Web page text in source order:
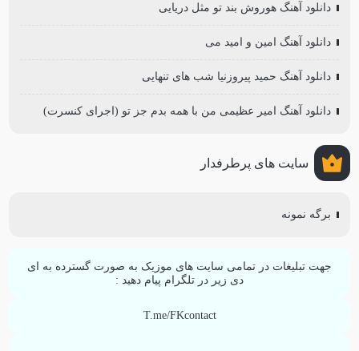
دانلود آهنگ هوروش بند تو مثل دریایی
دانلود آهنگ امین و امید می
دانلود آهنگ حمید پیروزنیا شب های تنهایی
دانلود آهنگ امیر عظیمی من با همه بدم جز تو (اجرای کنسرت)
سایت های پرطرفدار
برگه نمونه
جهت تبلیغات در تمامی سایت های موزیک به صورت گسترده به ای
دی زیر در تلگرام پیام دهید :
T.me/FKcontact